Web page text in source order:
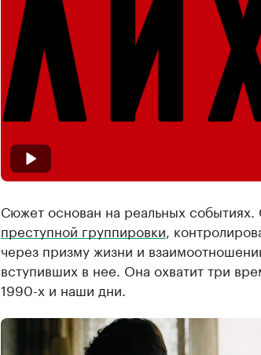
Сюжет основан на реальных
преступной группировки ,
через призму жизни и
вступивших в нее. Она охватит три
1990-х и наши дни.